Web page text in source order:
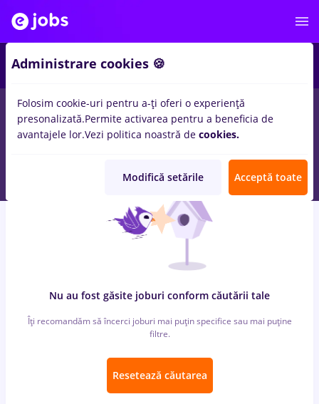
locuri de muncacu salarii spalat vase, Full time
pentruStudent, Entry-Level (< 2 ani)inTransport / Distributie,
Medicina / Sanatate
Nu au fost găsite joburi conform căutării tale
Îți recomandăm să încerci joburi mai puțin specifice sau mai puține
filtre.
Resetează căutarea
Administrare cookies 🍪
Folosim cookie-uri pentru a-ți oferi o experiență
presonalizată.Permite activarea pentru a beneficia de
avantajele lor.Vezi politica noastră de cookies.
Modifică setările Acceptă toate